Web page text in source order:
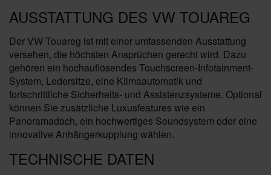
AUSSTATTUNG DES VW TOUAREG
Der VW Touareg ist mit einer umfassenden Ausstattung
versehen, die höchsten Ansprüchen gerecht wird. Dazu
gehören ein hochauflösendes Touchscreen-Infotainment-
System, Ledersitze, eine Klimaautomatik und
fortschrittliche Sicherheits- und Assistenzsysteme. Optional
können Sie zusätzliche Luxusfeatures wie ein
Panoramadach, ein hochwertiges Soundsystem oder eine
innovative Anhängerkupplung wählen.
TECHNISCHE DATEN